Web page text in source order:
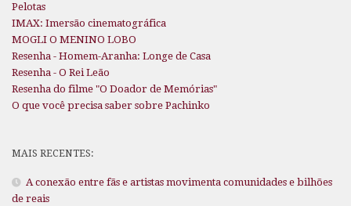
Pelotas
IMAX: Imersão cinematográfica
MOGLI O MENINO LOBO
Resenha - Homem-Aranha: Longe de Casa
Resenha - O Rei Leão
Resenha do filme "O Doador de Memórias"
O que você precisa saber sobre Pachinko
MAIS RECENTES:
A conexão entre fãs e artistas movimenta comunidades e bilhões
de reais